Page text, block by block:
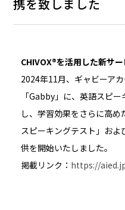
携を致しました
CHIVOX®︎を活用した新サ
2024年11月、ギャビーア
「Gabby」に、英語スピ
し、学習効果をさらに高
スピーキングテスト」お
供を開始いたしました。
掲載リンク： https://